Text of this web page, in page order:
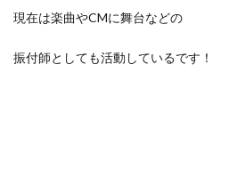
現在は楽曲やCMに舞台などの
振付師としても活動しているです！